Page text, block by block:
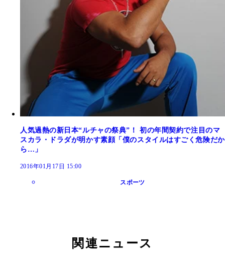
人気過熱の新日本“ルチャの祭典”！ 初の年間契約で注目のマ
スカラ・ドラダが明かす素顔「僕のスタイルはすごく危険だか
ら…」
2016年01月17日 15:00
スポーツ
関連ニュース